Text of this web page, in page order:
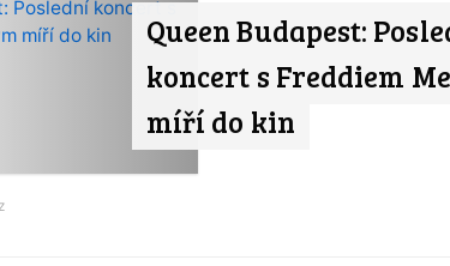
Queen Budapest:
koncert s Freddiem
míří do kin